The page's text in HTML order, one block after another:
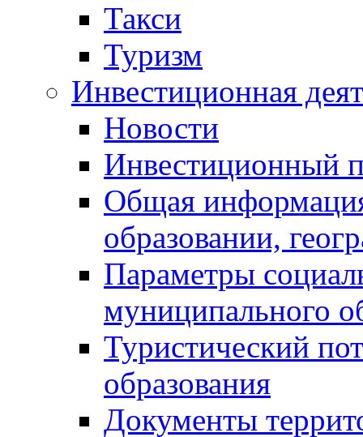
Такси
Туризм
Инвестиционная
Новости
Инвестиционный
Общая
образовании,
Параметры
муниципального
Туристический
образования
Документы